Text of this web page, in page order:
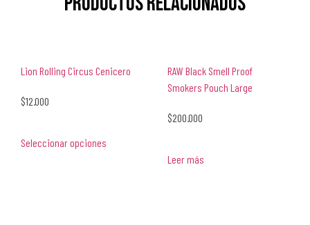
Lion Rolling Circus Cenicero
$12.000
Seleccionar opciones
RAW Black Smell Proof
Smokers Pouch Large
$200.000
Leer más